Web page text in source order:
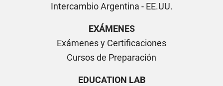
Intercambio Argentina - EE.UU.
EXÁMENES
Exámenes y Certificaciones
Cursos de Preparación
EDUCATION LAB